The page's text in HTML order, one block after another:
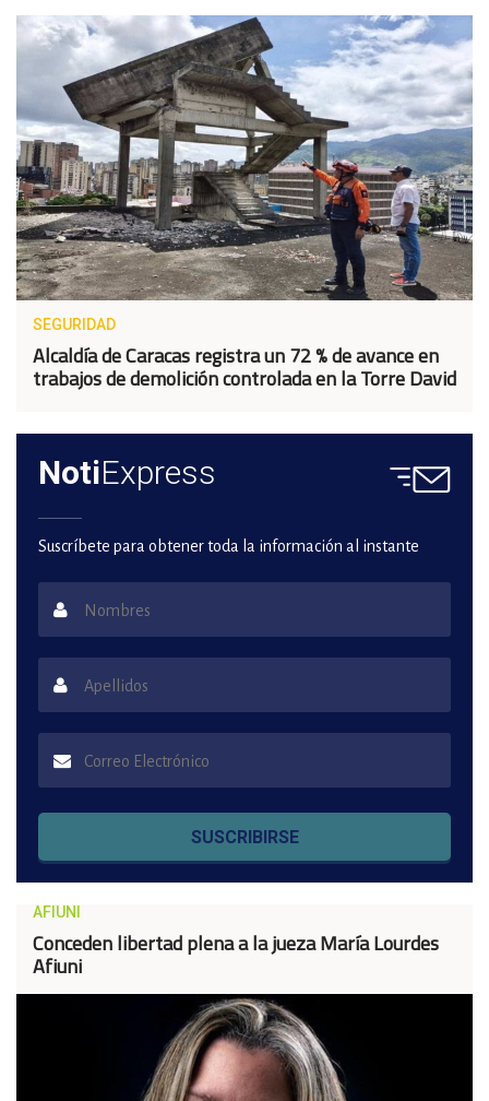
SEGURIDAD
Alcaldía de Caracas registra un 72 % de avance en
trabajos de demolición controlada en la Torre David
NotiExpress
Suscríbete para obtener toda la información al instante
SUSCRIBIRSE
AFIUNI
Conceden libertad plena a la jueza María Lourdes
Afiuni